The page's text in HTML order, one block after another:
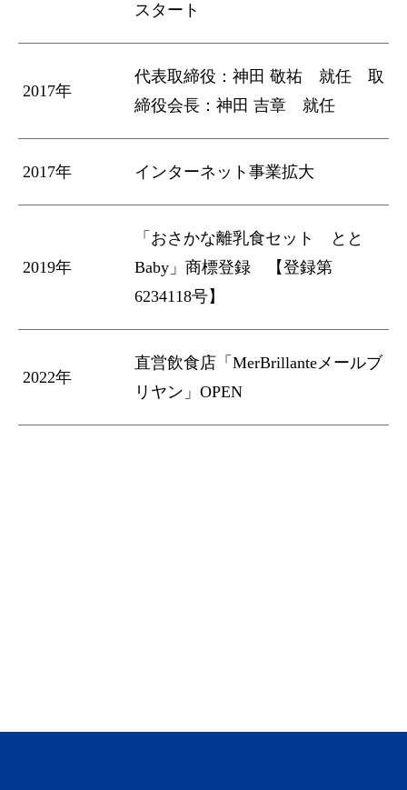
スタート
2017年
代表取締役：神田 敬祐 就任 取
締役会長：神田 吉章 就任
2017年 インターネット事業拡大
2019年
「おさかな離乳食セット とと
Baby」商標登録 【登録第
6234118号】
2022年
直営飲食店「MerBrillanteメールブ
リヤン」OPEN